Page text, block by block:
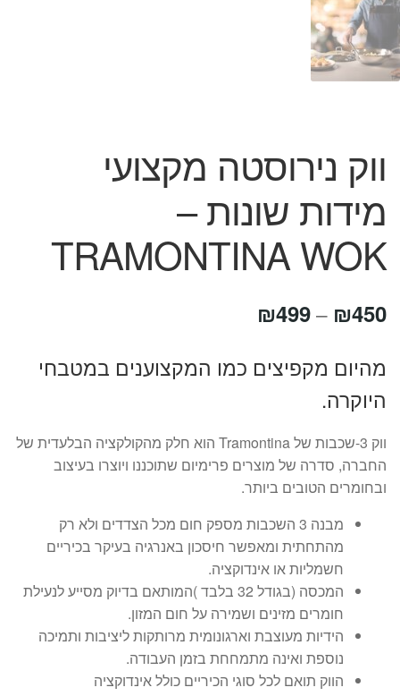
המותגים שלנו
חגים
מתנות לחנוכת בית
מתנות למטבח
עגלת קניות
תשלום
ווק נירוסטה מקצועי
מידות שונות –
TRAMONTINA WOK
₪450
–
₪499
מהיום מקפיצים כמו המקצוענים במטבחי
היוקרה.
ווק 3-שכבות של Tramontina הוא חלק מהקולקציה הבלעדית של
החברה, סדרה של מוצרים פרימיום שתוכננו ויוצרו בעיצוב
ובחומרים הטובים ביותר.
מבנה 3 השכבות מספק חום מכל הצדדים ולא רק
מהתחתית ומאפשר חיסכון באנרגיה בעיקר בכיריים
חשמליות או אינדוקציה.
המכסה (בגודל 32 בלבד )המותאם בדיוק מסייע לנעילת
חומרים מזינים ושמירה על חום המזון.
הידיות מעוצבת וארגונומית מרותקות ליציבות ותמיכה
נוספת ואינה מתמחחת בזמן העבודה.
הווק תואם לכל סוגי הכיריים כולל אינדוקציה